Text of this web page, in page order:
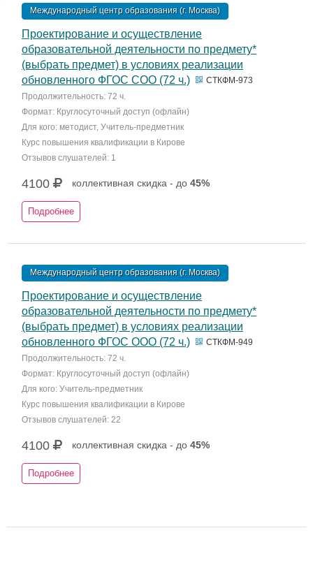
Международный центр образования (г. Москва)
Проектирование и осуществление
образовательной деятельности по предмету*
(выбрать предмет) в условиях реализации
обновленного ФГОС СОО (72 ч.)
СТКФМ-973
Продолжительность: 72 ч.
Формат: Круглосуточный доступ (офлайн)
Для кого: методист, Учитель-предметник
Курс повышения квалификации в Кирове
Отзывов слушателей: 1
4100 коллективная скидка - до 45%
Подробнее
Международный центр образования (г. Москва)
Проектирование и осуществление
образовательной деятельности по предмету*
(выбрать предмет) в условиях реализации
обновленного ФГОС ООО (72 ч.)
СТКФМ-949
Продолжительность: 72 ч.
Формат: Круглосуточный доступ (офлайн)
Для кого: Учитель-предметник
Курс повышения квалификации в Кирове
Отзывов слушателей: 22
4100 коллективная скидка - до 45%
Подробнее